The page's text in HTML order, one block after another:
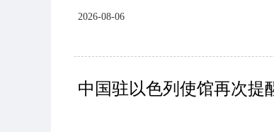
2026-08-06
中国驻以色列使馆再次提